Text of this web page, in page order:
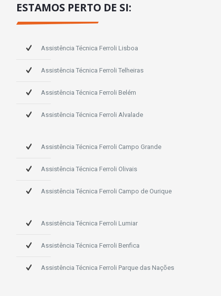
ESTAMOS PERTO DE SI:
Assistência Técnica Ferroli Lisboa
Assistência Técnica Ferroli Telheiras
Assistência Técnica Ferroli Belém
Assistência Técnica Ferroli Alvalade
Assistência Técnica Ferroli Campo Grande
Assistência Técnica Ferroli Olivais
Assistência Técnica Ferroli Campo de Ourique
Assistência Técnica Ferroli Lumiar
Assistência Técnica Ferroli Benfica
Assistência Técnica Ferroli Parque das Nações